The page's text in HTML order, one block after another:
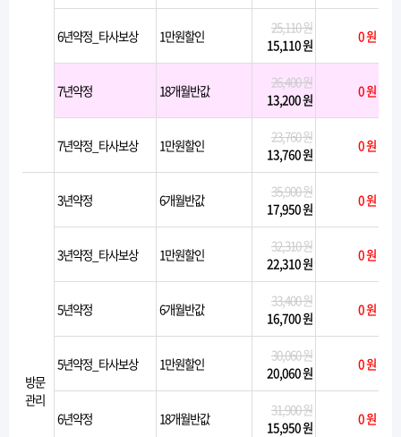
6년약정_타사보상 1만원할인
25,110 원
15,110 원
0 원
7년약정 18개월반값
26,400 원
13,200 원
0 원
7년약정_타사보상 1만원할인
23,760 원
13,760 원
0 원
방문
관리
3년약정 6개월반값
35,900 원
17,950 원
0 원
3년약정_타사보상 1만원할인
32,310 원
22,310 원
0 원
5년약정 6개월반값
33,400 원
16,700 원
0 원
5년약정_타사보상 1만원할인
30,060 원
20,060 원
0 원
6년약정 18개월반값
31,900 원
15,950 원
0 원